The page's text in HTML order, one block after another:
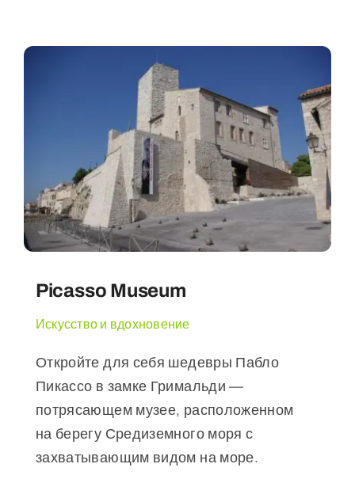
Picasso Museum
Искусство и вдохновение
Откройте для себя шедевры Пабло
Пикассо в замке Гримальди —
потрясающем музее, расположенном
на берегу Средиземного моря с
захватывающим видом на море.